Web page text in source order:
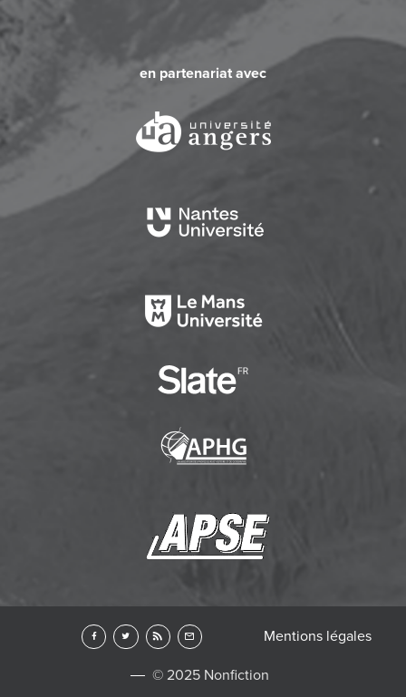
en partenariat avec
© 2025 Nonfiction
Mentions légales